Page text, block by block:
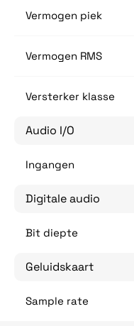
Vermogen piek
Vermogen RMS
Versterker klasse
Audio I/O
Ingangen
Digitale audio
Bit diepte
Geluidskaart
Sample rate